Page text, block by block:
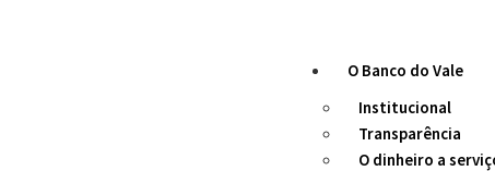
O Banco do Vale
Institucional
Transparência
O dinheiro a